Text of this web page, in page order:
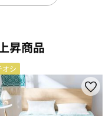
昇商品
オシ